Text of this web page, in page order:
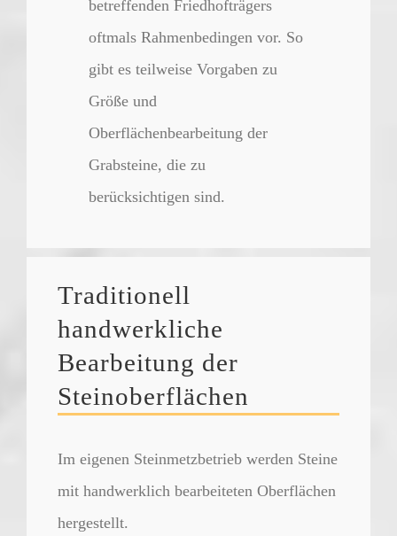
betreffenden Friedhofträgers
oftmals Rahmenbedingen vor. So
gibt es teilweise Vorgaben zu
Größe und
Oberflächenbearbeitung der
Grabsteine, die zu
berücksichtigen sind.
Traditionell
handwerkliche
Bearbeitung der
Steinoberflächen
Im eigenen Steinmetzbetrieb werden Steine
mit handwerklich bearbeiteten Oberflächen
hergestellt.